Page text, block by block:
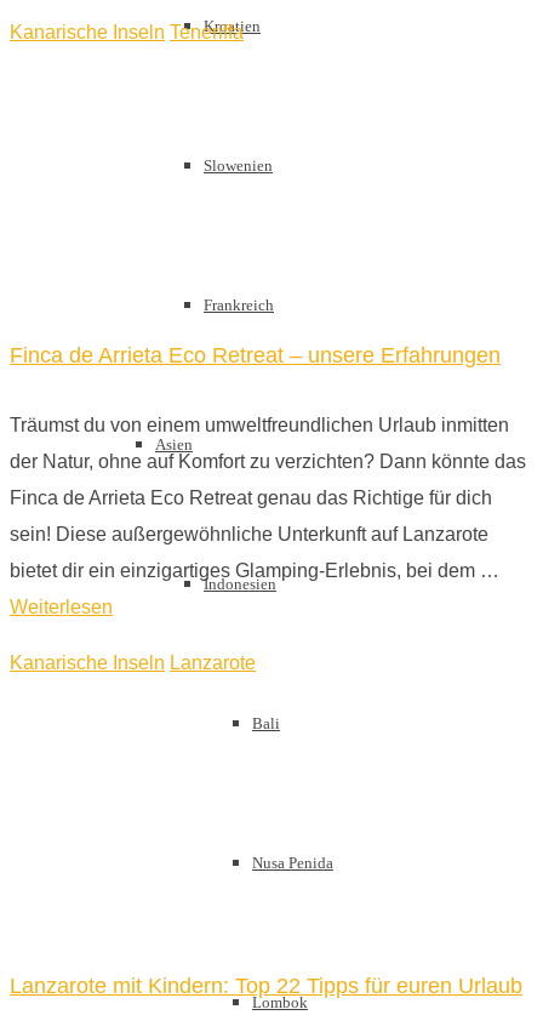
Kroatien
Slowenien
Frankreich
Asien
Indonesien
Bali
Nusa Penida
Lombok
Kanarische Inseln Teneriffa
Finca de Arrieta Eco Retreat – unsere Erfahrungen
Träumst du von einem umweltfreundlichen Urlaub inmitten
der Natur, ohne auf Komfort zu verzichten? Dann könnte das
Finca de Arrieta Eco Retreat genau das Richtige für dich
sein! Diese außergewöhnliche Unterkunft auf Lanzarote
bietet dir ein einzigartiges Glamping-Erlebnis, bei dem …
Weiterlesen
Kanarische Inseln Lanzarote
Lanzarote mit Kindern: Top 22 Tipps für euren Urlaub